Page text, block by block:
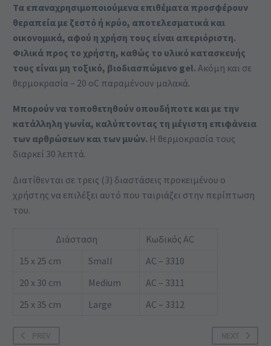
Τα επαναχρησιμοποιούμενα επιθέματα προσφέρουν
θεραπεία με ζεστό ή κρύο, αποτελεσματικά και
οικονομικά, αφού η χρήση τους είναι απεριόριστη.
Φιλικά προς το χρήστη, καθώς το υλικό κατασκευής
τους είναι μη τοξικό, βιοδιασπώμενο gel. Ακόμη και σε
θερμοκρασία – 20 oC παραμένουν μαλακά.
Μπορούν να τοποθετηθούν οπουδήποτε και με την
κατάλληλη γωνία, καλύπτοντας τη μέγιστη επιφάνεια
των αρθρώσεων και των μυών. Η θερμοκρασία τους
διαρκεί 30 λεπτά.
Διατίθενται σε τρεις (3) διαστάσεις προκειμένου ο
χρήστης να επιλέξει αυτό που ταιριάζει στην περίπτωση
του.
Διάσταση
Κωδικός AC
15 x 25 cm
Small
AC – 3310
20 x 30 cm
Medium
AC – 3311
25 x 35 cm
Large AC – 3312